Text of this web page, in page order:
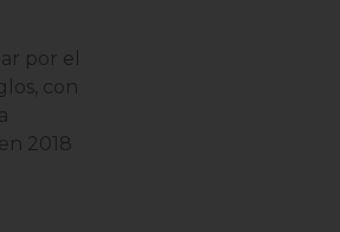
por el
con
2018